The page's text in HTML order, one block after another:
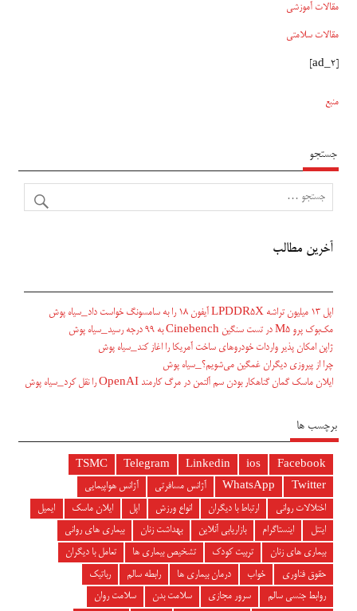
مقالات آموزشی
مقالات سلامتی
[ad_2]
منبع
جستجو
آخرین مطالب
اپل ۱۳ میلیون تراشه LPDDR5X آیفون ۱۸ را به سامسونگ خواست داد_سیاه پوش
مک‌بوک پرو M5 در تست سنگین Cinebench به ۹۹ درجه رسید_سیاه پوش
ژاپن امکان پذیر واردات خودروهای ساخت آمریکا را اغاز کند_سیاه پوش
چرا از پیروزی دیگران غمگین می‌شویم؟_سیاه پوش
ایلان ماسک گمان گناهکار بودن سم آلتمن در مرگ کارمند OpenAI را نقل کرد_سیاه پوش
برچسب ها
Facebook
ios
Linkedin
Telegram
TSMC
Twitter
WhatsApp آژانس مسافرتی
آژانس هواپیمایی
اختلالات روانی
ارتباط با دیگران انواع ورزش اپل ایلان ماسک
ایمیل
اینتل
اینستاگرام بازاریابی آنلاین بهداشت زنان
بیماری های روانی
بیماری های زنان
تربیت کودک تشخیص بیماری ها
تعامل با دیگران
حقوق فناوری
خواب درمان بیماری ها رابطه سالم
رباتیک
روابط جنسی سالم
سرور مجازی سلامت بدن
سلامت روان